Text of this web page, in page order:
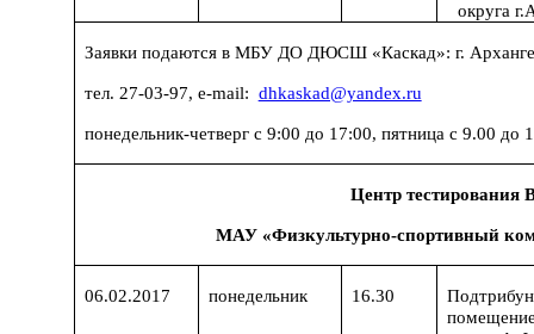
округа
Заявки подаются в МБУ ДО ДЮСШ «Каскад»: г.
тел. 27-03-97, e-mail: dhkaskad@yandex.ru
понедельник-четверг с 9:00 до 17:00, пятница с 9.00 до
Центр
МАУ «Физкультурно-спортивный
06.02.2017 понедельник 16.30